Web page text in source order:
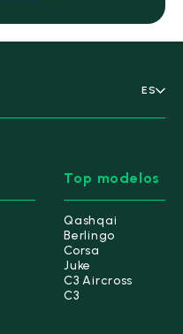
ES
Top modelos
Qashqai
Berlingo
Corsa
Juke
C3 Aircross
C3